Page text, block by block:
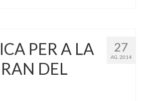
27
AG. 2014
PER A LA
DEL